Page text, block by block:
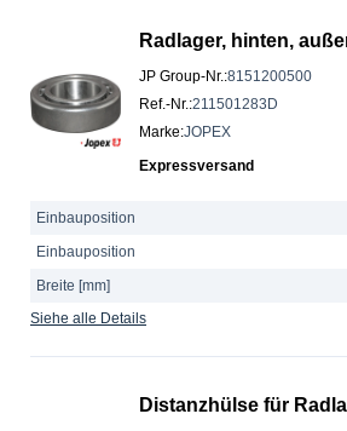
Radlager, hinten,
JP Group-Nr.:8151200500
Ref.-Nr.:211501283D
Marke:JOPEX
Expressversand
Einbauposition
Einbauposition
Breite [mm]
Siehe alle Details
Distanzhülse für